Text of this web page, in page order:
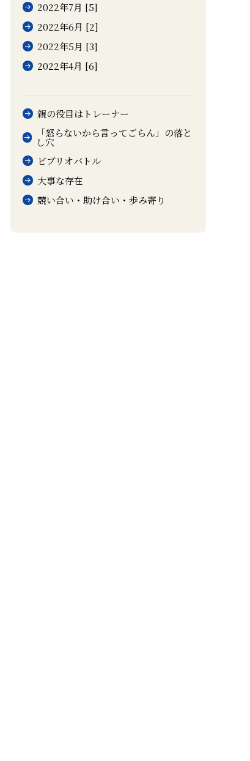
2022年7月 [5]
2022年6月 [2]
2022年5月 [3]
2022年4月 [6]
親の役目はトレーナー
「怒らないから言ってごらん」の落と
し穴
ビブリオバトル
大事な存在
競い合い・助け合い・歩み寄り